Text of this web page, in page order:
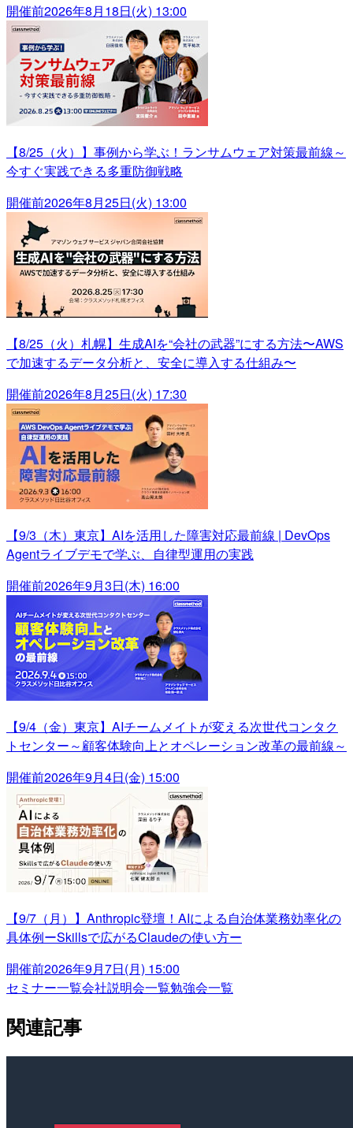
開催前2026年8月18日(火) 13:00
【8/25（火）】事例から学ぶ！ランサムウェア対策最前線～
今すぐ実践できる多重防御戦略
開催前2026年8月25日(火) 13:00
【8/25（火）札幌】生成AIを“会社の武器”にする方法〜AWS
で加速するデータ分析と、安全に導入する仕組み〜
開催前2026年8月25日(火) 17:30
【9/3（木）東京】AIを活用した障害対応最前線 | DevOps
Agentライブデモで学ぶ、自律型運用の実践
開催前2026年9月3日(木) 16:00
【9/4（金）東京】AIチームメイトが変える次世代コンタク
トセンター～顧客体験向上とオペレーション改革の最前線～
開催前2026年9月4日(金) 15:00
【9/7（月）】Anthropic登壇！AIによる自治体業務効率化の
具体例ーSkillsで広がるClaudeの使い方ー
開催前2026年9月7日(月) 15:00
セミナー一覧会社説明会一覧勉強会一覧
関連記事